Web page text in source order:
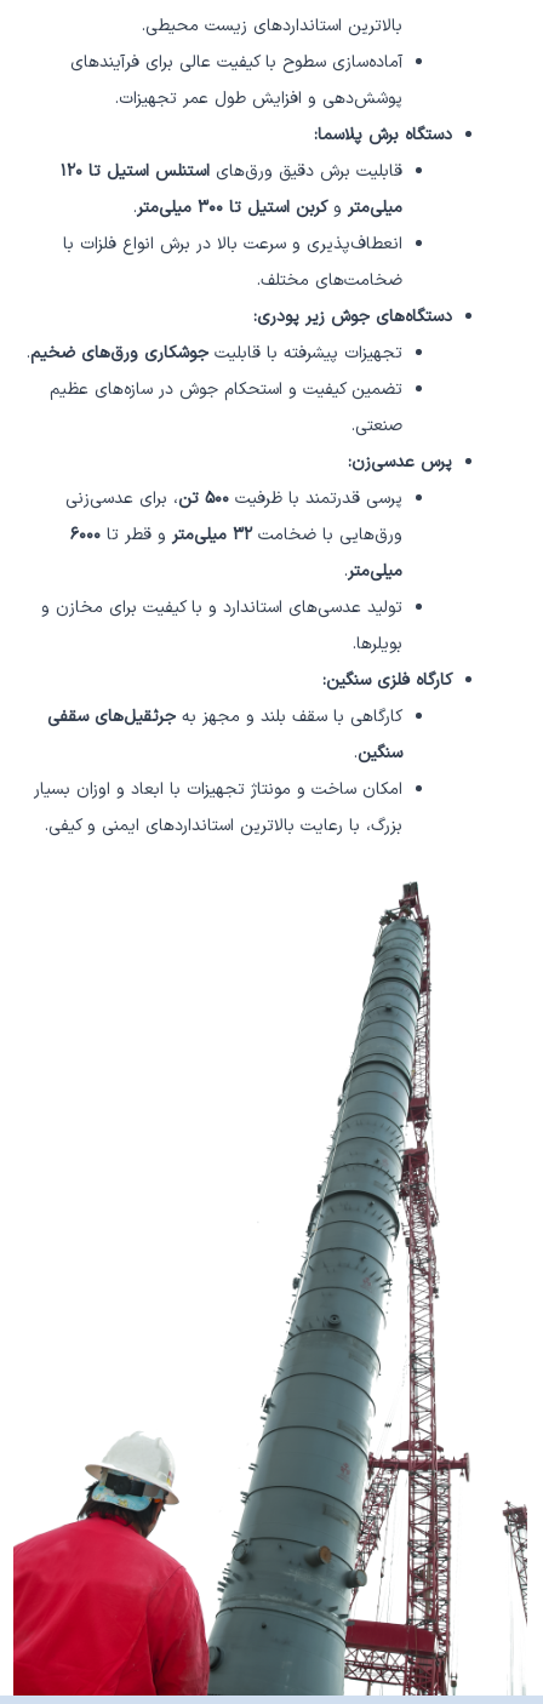
بالاترین استانداردهای زیست محیطی.
آماده‌سازی سطوح با کیفیت عالی برای فرآیندهای
پوشش‌دهی و افزایش طول عمر تجهیزات.
دستگاه برش پلاسما:
قابلیت برش دقیق ورق‌های
استنلس استیل تا ۱۲۰
میلی‌متر وکربن استیل تا ۳۰۰ میلی‌متر
.
انعطاف‌پذیری و سرعت بالا در برش انواع فلزات با
ضخامت‌های مختلف.
دستگاه‌های جوش زیر پودری:
تجهیزات پیشرفته با قابلیت جوشکاری ورق‌های ضخیم.
تضمین کیفیت و استحکام جوش در سازه‌های عظیم
صنعتی.
پرس عدسی‌زن:
پرسی قدرتمند با ظرفیت ۵۰۰ تن
، برای عدسی‌زنی
ورق‌هایی با ضخامت۳۲ میلی‌متر و قطر تا ۶۰۰۰
میلی‌متر.
تولید عدسی‌های استاندارد و با کیفیت برای مخازن و
بویلرها.
کارگاه فلزی سنگین:
کارگاهی با سقف بلند و مجهز به جرثقیل‌های سقفی
سنگین.
امکان ساخت و مونتاژ تجهیزات با ابعاد و اوزان بسیار
بزرگ، با رعایت بالاترین استانداردهای ایمنی و کیفی.